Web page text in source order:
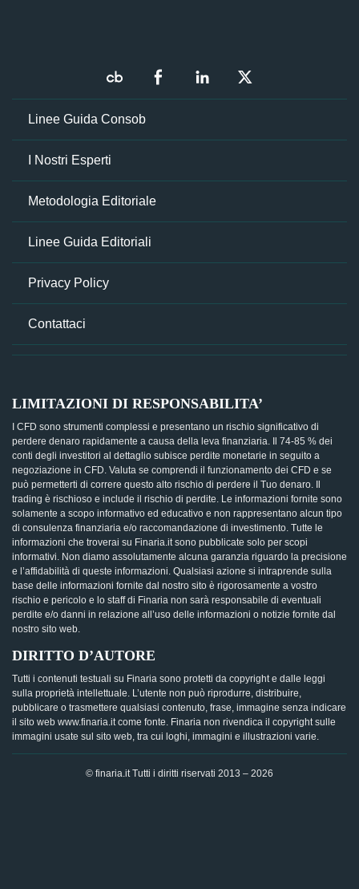
Linee Guida Consob
I Nostri Esperti
Metodologia Editoriale
Linee Guida Editoriali
Privacy Policy
Contattaci
LIMITAZIONI DI RESPONSABILITA’
I CFD sono strumenti complessi e presentano un rischio significativo di
perdere denaro rapidamente a causa della leva finanziaria. Il 74-85 % dei
conti degli investitori al dettaglio subisce perdite monetarie in seguito a
negoziazione in CFD. Valuta se comprendi il funzionamento dei CFD e se
può permetterti di correre questo alto rischio di perdere il Tuo denaro. Il
trading è rischioso e include il rischio di perdite. Le informazioni fornite sono
solamente a scopo informativo ed educativo e non rappresentano alcun tipo
di consulenza finanziaria e/o raccomandazione di investimento. Tutte le
informazioni che troverai su Finaria.it sono pubblicate solo per scopi
informativi. Non diamo assolutamente alcuna garanzia riguardo la precisione
e l’affidabilità di queste informazioni. Qualsiasi azione si intraprende sulla
base delle informazioni fornite dal nostro sito è rigorosamente a vostro
rischio e pericolo e lo staff di Finaria non sarà responsabile di eventuali
perdite e/o danni in relazione all’uso delle informazioni o notizie fornite dal
nostro sito web.
DIRITTO D’AUTORE
Tutti i contenuti testuali su Finaria sono protetti da copyright e dalle leggi
sulla proprietà intellettuale. L’utente non può riprodurre, distribuire,
pubblicare o trasmettere qualsiasi contenuto, frase, immagine senza indicare
il sito web www.finaria.it come fonte. Finaria non rivendica il copyright sulle
immagini usate sul sito web, tra cui loghi, immagini e illustrazioni varie.
© finaria.it Tutti i diritti riservati 2013 – 2026